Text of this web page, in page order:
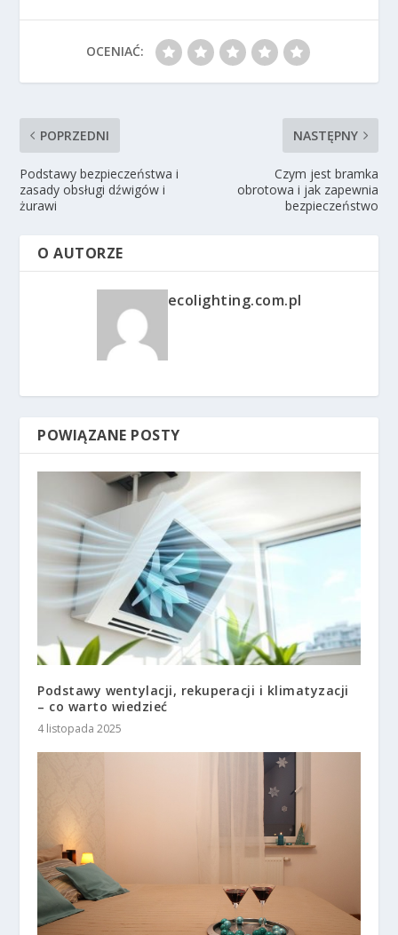
OCENIAĆ:
POPRZEDNI
Podstawy bezpieczeństwa i
zasady obsługi dźwigów i
żurawi
NASTĘPNY
Czym jest bramka
obrotowa i jak zapewnia
bezpieczeństwo
O AUTORZE
ecolighting.com.pl
POWIĄZANE POSTY
Podstawy wentylacji, rekuperacji i klimatyzacji
– co warto wiedzieć
4 listopada 2025